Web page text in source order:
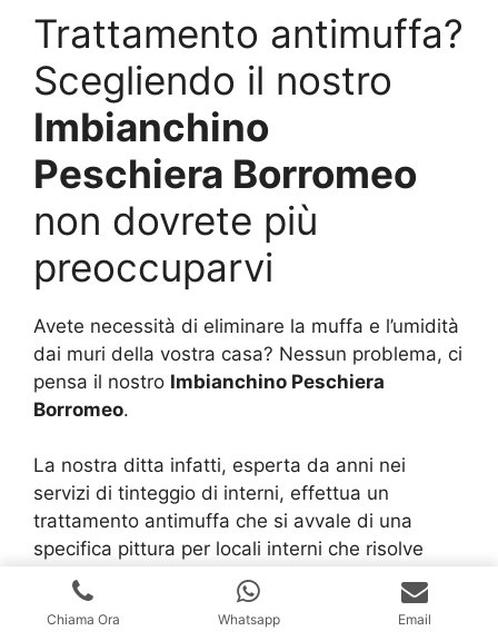
Trattamento antimuffa?
Scegliendo il nostro
Imbianchino
Peschiera Borromeo
non dovrete più
preoccuparvi
Avete necessità di eliminare la muffa e l’umidità
dai muri della vostra casa? Nessun problema, ci
pensa il nostro Imbianchino Peschiera
Borromeo.
La nostra ditta infatti, esperta da anni nei
servizi di tinteggio di interni, effettua un
trattamento antimuffa che si avvale di una
specifica pittura per locali interni che risolve
definitivamente il problema della formazione di
questo fastidioso quanto antiestetico agente.
Chiama Ora Whatsapp Email